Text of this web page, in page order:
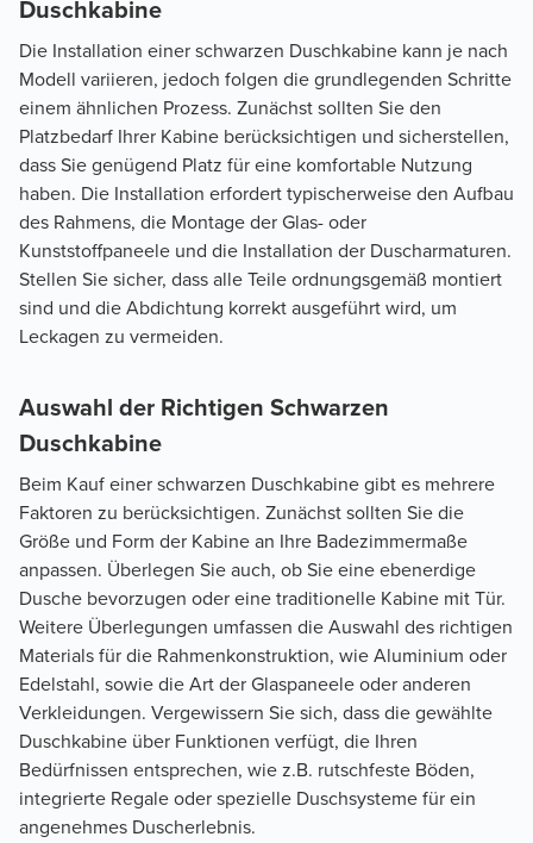
Duschkabine
Die Installation einer schwarzen Duschkabine kann je nach
Modell variieren, jedoch folgen die grundlegenden Schritte
einem ähnlichen Prozess. Zunächst sollten Sie den
Platzbedarf Ihrer Kabine berücksichtigen und sicherstellen,
dass Sie genügend Platz für eine komfortable Nutzung
haben. Die Installation erfordert typischerweise den Aufbau
des Rahmens, die Montage der Glas- oder
Kunststoffpaneele und die Installation der Duscharmaturen.
Stellen Sie sicher, dass alle Teile ordnungsgemäß montiert
sind und die Abdichtung korrekt ausgeführt wird, um
Leckagen zu vermeiden.
Auswahl der Richtigen Schwarzen
Duschkabine
Beim Kauf einer schwarzen Duschkabine gibt es mehrere
Faktoren zu berücksichtigen. Zunächst sollten Sie die
Größe und Form der Kabine an Ihre Badezimmermaße
anpassen. Überlegen Sie auch, ob Sie eine ebenerdige
Dusche bevorzugen oder eine traditionelle Kabine mit Tür.
Weitere Überlegungen umfassen die Auswahl des richtigen
Materials für die Rahmenkonstruktion, wie Aluminium oder
Edelstahl, sowie die Art der Glaspaneele oder anderen
Verkleidungen. Vergewissern Sie sich, dass die gewählte
Duschkabine über Funktionen verfügt, die Ihren
Bedürfnissen entsprechen, wie z.B. rutschfeste Böden,
integrierte Regale oder spezielle Duschsysteme für ein
angenehmes Duscherlebnis.